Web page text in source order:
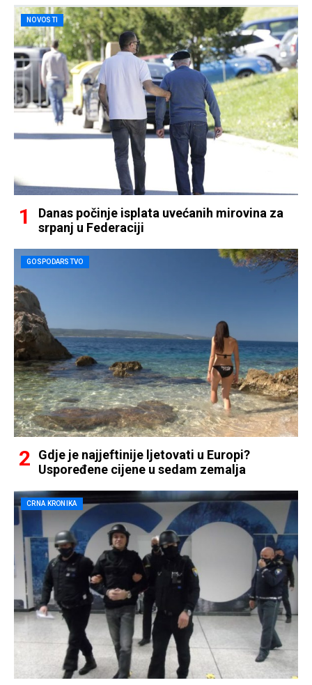
NOVOSTI
Danas počinje isplata uvećanih mirovina za
srpanj u Federaciji
GOSPODARSTVO
Gdje je najjeftinije ljetovati u Europi?
Uspoređene cijene u sedam zemalja
CRNA KRONIKA